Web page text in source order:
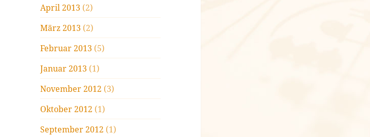
April 2013 (2)
März 2013 (2)
Februar 2013 (5)
Januar 2013 (1)
November 2012 (3)
Oktober 2012 (1)
September 2012 (1)